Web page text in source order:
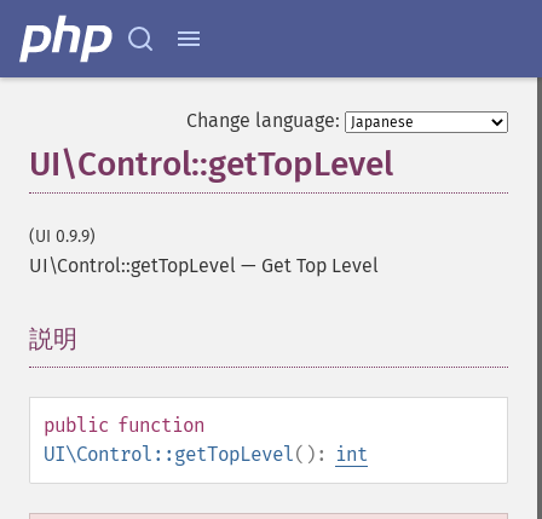
Change language:
UI\Control::getTopLevel
(UI 0.9.9)
UI\Control::getTopLevel — Get Top Level
説明
public function
UI\Control::getTopLevel(): int